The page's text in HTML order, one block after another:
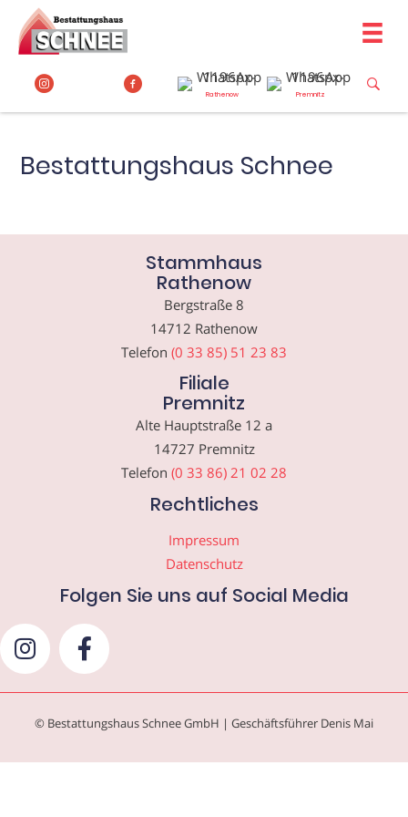
Inhalt
springen
Rathenow Premnitz
Bestattungshaus Schnee
Stammhaus
Rathenow
Bergstraße 8
14712 Rathenow
Telefon (0 33 85) 51 23 83
Filiale
Premnitz
Alte Hauptstraße 12 a
14727 Premnitz
Telefon (0 33 86) 21 02 28
Rechtliches
Impressum
Datenschutz
Folgen Sie uns auf Social Media
© Bestattungshaus Schnee GmbH | Geschäftsführer Denis Mai